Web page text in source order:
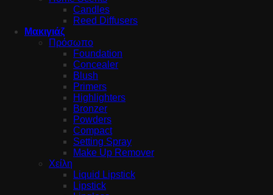
Candles
Reed Diffusers
Μακιγιάζ
Πρόσωπο
Foundation
Concealer
Blush
Primers
Highlighters
Bronzer
Powders
Compact
Setting Spray
Make Up Remover
Χείλη
Liquid Lipstick
Lipstick